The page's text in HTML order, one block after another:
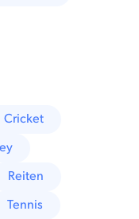
Cricket
Reiten
Tennis